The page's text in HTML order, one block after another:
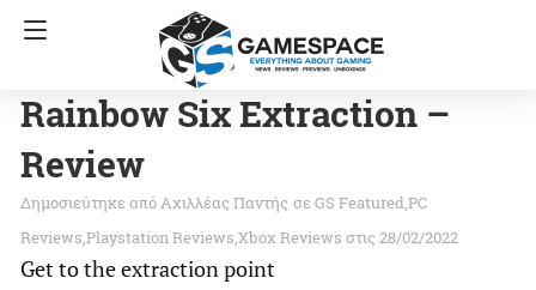
Rainbow Six Extraction –
Review
Αχιλλέας Παντής σε GS FeaturedPC
Reviews Playstation Reviews Xbox Reviews στις 28/02/2022
Get to the extraction point